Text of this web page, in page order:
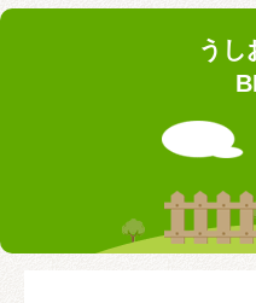
リアライン（骨盤矯正）
うし